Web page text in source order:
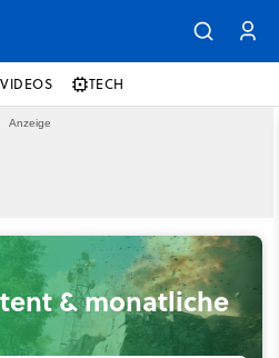
VIDEOS TECH
& monatliche